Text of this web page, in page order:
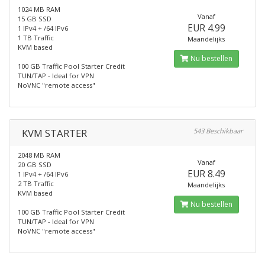
1024 MB RAM
15 GB SSD
1 IPv4 + /64 IPv6
1 TB Traffic
KVM based
100 GB Traffic Pool Starter Credit
TUN/TAP - Ideal for VPN
NoVNC "remote access"
Vanaf
EUR 4.99
Maandelijks
Nu bestellen
KVM STARTER 543 Beschikbaar
2048 MB RAM
20 GB SSD
1 IPv4 + /64 IPv6
2 TB Traffic
KVM based
100 GB Traffic Pool Starter Credit
TUN/TAP - Ideal for VPN
NoVNC "remote access"
Vanaf
EUR 8.49
Maandelijks
Nu bestellen